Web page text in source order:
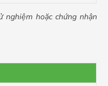
hoặc chứng nhận